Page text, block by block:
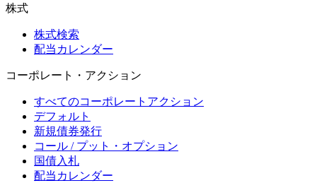
株式
株式検索
配当カレンダー
コーポレート・アクション
すべてのコーポレートアクション
デフォルト
新規債券発行
コール / プット・オプション
国債入札
配当カレンダー